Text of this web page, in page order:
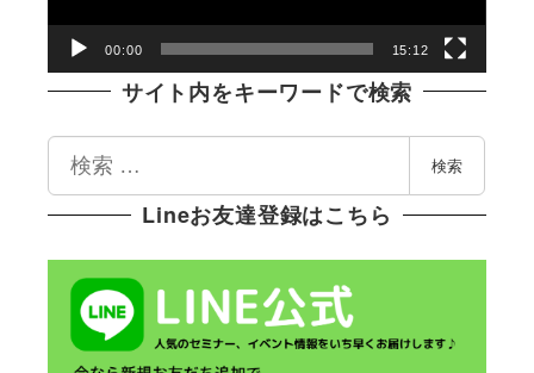
00:00 15:12
サイト内をキーワードで検索
索
検索
Lineお友達登録はこちら